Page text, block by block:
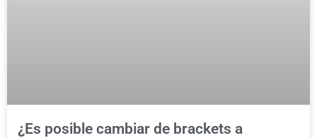
¿Es posible cambiar de brackets a